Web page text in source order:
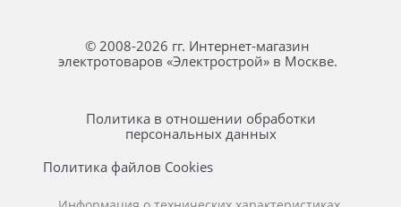
© 2008-2026 гг. Интернет-магазин
электротоваров «Электрострой» в Москве.
Политика в отношении обработки
персональных данных
Политика файлов Cookies